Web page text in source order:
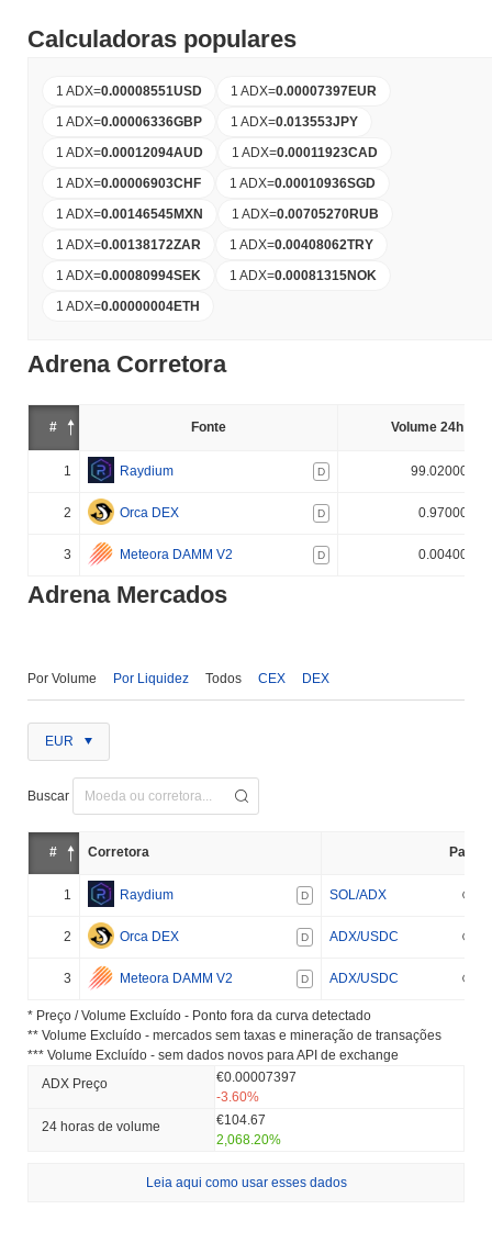
Calculadoras populares
1 ADX=0.00008551USD 1 ADX=0.00007397EUR
1 ADX=0.00006336GBP 1 ADX=0.013553JPY
1 ADX=0.00012094AUD 1 ADX=0.00011923CAD
1 ADX=0.00006903CHF 1 ADX=0.00010936SGD
1 ADX=0.00146545MXN 1 ADX=0.00705270RUB
1 ADX=0.00138172ZAR 1 ADX=0.00408062TRY
1 ADX=0.00080994SEK 1 ADX=0.00081315NOK
1 ADX=0.00000004ETH
Adrena Corretora
# Fonte Volume 24h (%)
1 Raydium D 99.020000%
2 Orca DEX D 0.970000%
3 Meteora DAMM V2 D 0.004000%
Adrena Mercados
Por Volume Por Liquidez Todos CEX DEX
EUR
Buscar
# Corretora Par
1 Raydium D SOL/ADX
2 Orca DEX D ADX/USDC
3 Meteora DAMM V2 D ADX/USDC
* Preço / Volume Excluído - Ponto fora da curva detectado
** Volume Excluído - mercados sem taxas e mineração de transações
*** Volume Excluído - sem dados novos para API de exchange
ADX Preço
€0.00007397
-3.60%
24 horas de volume
€104.67
2,068.20%
Leia aqui como usar esses dados